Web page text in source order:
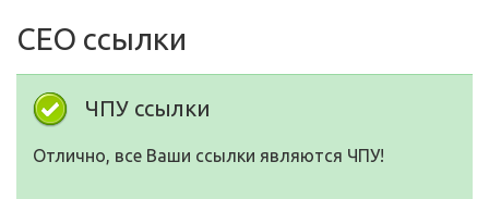
СЕО ссылки
ЧПУ ссылки
Отлично, все Ваши ссылки являются ЧПУ!